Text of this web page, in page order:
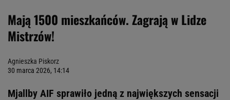
Mają 1500 mieszkańców. Zagrają w Lidze
Mistrzów!
Agnieszka Piskorz
30 marca 2026, 14:14
Mjallby AIF sprawiło jedną z największych sensacji